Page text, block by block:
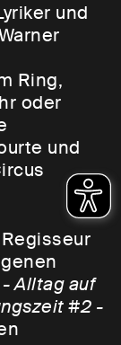
und
Ring,
oder
und
Alltag auf
#2 -